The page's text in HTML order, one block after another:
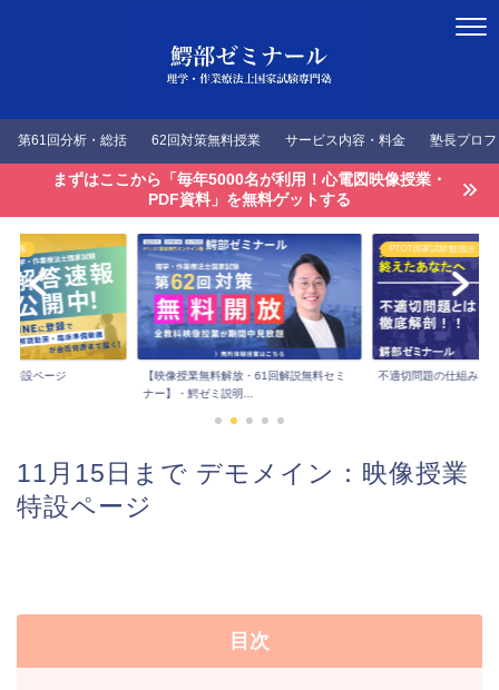
第61回分析・総括 62回対策無料授業 サービス内容・料金 塾長プロ
まずはここから「毎年5000名が利用！心電図映像授業・
PDF資料」を無料ゲットする
速報
特設ページ
【映像授業無料解放・61回解説無料セミ
ナー】・鰐ゼミ説明...
PTOT国家試験勉強法
不適切問題の仕組みを
11月15日まで デモメイン：映像授業
特設ページ
目次